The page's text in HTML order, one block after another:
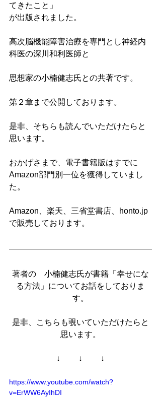
てきたこと」
が出版されました。
高次脳機能障害治療を専門とし神経内
科医の深川和利医師と
思想家の小楠健志氏との共著です。
第２章まで公開しております。
是非、そちらも読んでいただけたらと
思います。
おかげさまで、電子書籍版はすでに
Amazon部門別一位を獲得していまし
た。
Amazon、楽天、三省堂書店、honto.jp
で販売しております。
著者の　小楠健志氏が書籍「幸せにな
る方法」についてお話をしておりま
す。
是非、こちらも覗いていただけたらと
思います。
↓ 　　↓ 　　↓
https://www.youtube.com/watch?
v=ErWW6AyIhDI